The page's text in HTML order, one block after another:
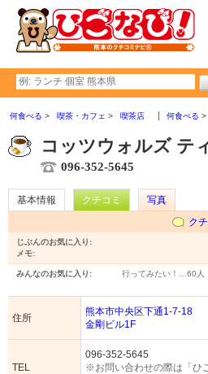
何食べる 喫茶・カフェ 喫茶店 何食べる
コッツウォルズ テ
096-352-5645
基本情報 クチコミ
写真
ク
じぶんのお気に入り:
メモ:
みんなのお気に入り: 行ってみたい！… 60人
住所
熊本市中央区下通1-7-18
金剛ビル1F
TEL
096-352-5645
※お問い合わせの際は「ひ